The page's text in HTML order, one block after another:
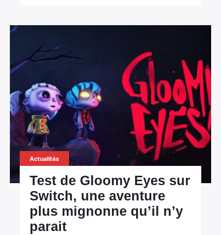
Actualités
Test de Gloomy Eyes sur
Switch, une aventure
plus mignonne qu’il n’y
parait